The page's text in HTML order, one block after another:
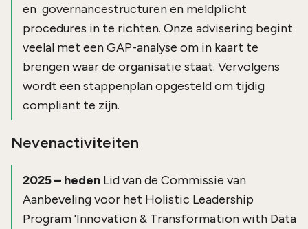
en governancestructuren en meldplicht
procedures in te richten. Onze advisering begint
veelal met een GAP-analyse om in kaart te
brengen waar de organisatie staat. Vervolgens
wordt een stappenplan opgesteld om tijdig
compliant te zijn.
Nevenactiviteiten
2025 – heden Lid van de Commissie van
Aanbeveling voor het Holistic Leadership
Program 'Innovation & Transformation with Data